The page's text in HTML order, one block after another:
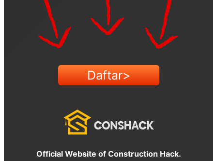
Daftar>
Official Website of Construction Hack.